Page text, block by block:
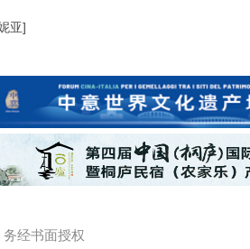
亚]
经书面授权